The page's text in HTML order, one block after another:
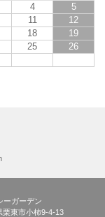
4
5
11
12
18
19
25
26
ーガーデン
東市小柿9-4-13